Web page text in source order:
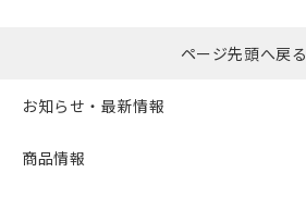
ページ先頭へ戻る
お知らせ・最新情報
商品情報